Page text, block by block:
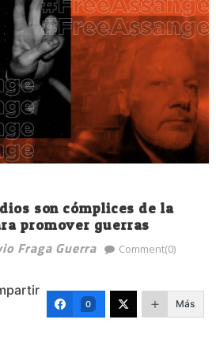
son cómplices de la
promover guerras
Fraga Guerra Comment(0)
0 Más